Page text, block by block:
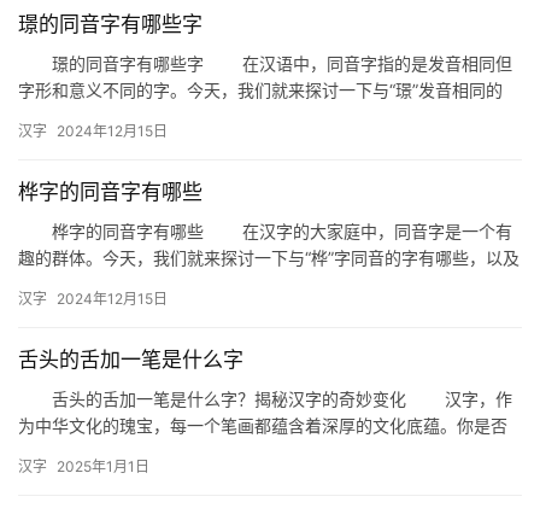
璟的同音字有哪些字
璟的同音字有哪些字 在汉语中，同音字指的是发音相同但
字形和意义不同的字。今天，我们就来探讨一下与“璟”发音相同的
同…
汉字 2024年12月15日
桦字的同音字有哪些
桦字的同音字有哪些 在汉字的大家庭中，同音字是一个有
趣的群体。今天，我们就来探讨一下与“桦”字同音的字有哪些，以及
汉字 2024年12月15日
舌头的舌加一笔是什么字
舌头的舌加一笔是什么字？揭秘汉字的奇妙变化 汉字，作
为中华文化的瑰宝，每一个笔画都蕴含着深厚的文化底蕴。你是否
我们…
汉字 2025年1月1日